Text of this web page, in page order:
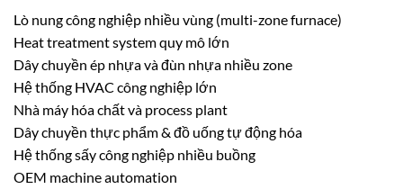
Lò nung công nghiệp nhiều vùng (multi-zone furnace)
Heat treatment system quy mô lớn
Dây chuyền ép nhựa và đùn nhựa nhiều zone
Hệ thống HVAC công nghiệp lớn
Nhà máy hóa chất và process plant
Dây chuyền thực phẩm & đồ uống tự động hóa
Hệ thống sấy công nghiệp nhiều buồng
OEM machine automation